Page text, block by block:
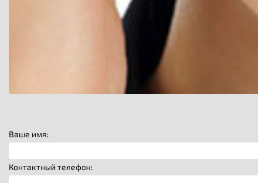
Ваше имя:
Контактный телефон: